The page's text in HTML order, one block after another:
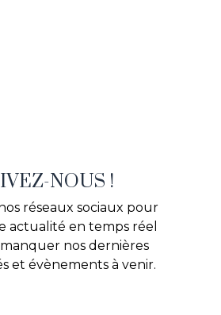
NOUS !
réseaux sociaux pour
actualité en temps réel
nos dernières
et évènements à venir.